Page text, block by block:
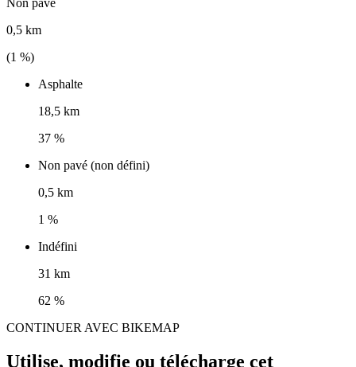
Non pavé
0,5 km
(1 %)
Asphalte
18,5 km
37 %
Non pavé (non défini)
0,5 km
1 %
Indéfini
31 km
62 %
CONTINUER AVEC BIKEMAP
Utilise, modifie ou télécharge cet